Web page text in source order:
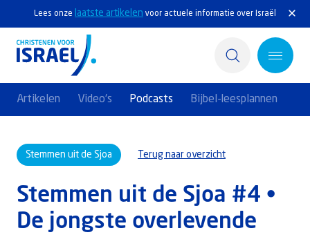
Lees onze laatste artikelen voor actuele informatie over Israël
Artikelen Video's Podcasts Bijbel-leesplannen
Actief
Ontdek
Steun Israël
Stemmen uit de Sjoa Terug naar overzicht
Stemmen uit de Sjoa #4 •
De jongste overlevende